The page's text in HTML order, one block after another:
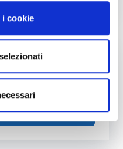
cookiein chilometri ottenibile
tua rete